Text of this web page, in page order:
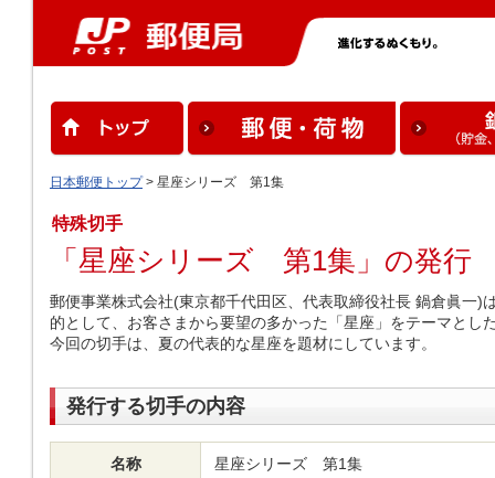
日本郵便トップ> 星座シリーズ 第1集
特殊切手
「星座シリーズ 第1集」の発行
郵便事業株式会社(東京都千代田区、代表取締役社長 鍋倉眞一)
的として、お客さまから要望の多かった「星座」をテーマとし
今回の切手は、夏の代表的な星座を題材にしています。
発行する切手の内容
名称 星座シリーズ 第1集